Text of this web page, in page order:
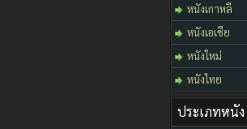
หนังเกาหลี
หนังเอเชีย
หนังใหม่
หนังไทย
ประเภทหนัง